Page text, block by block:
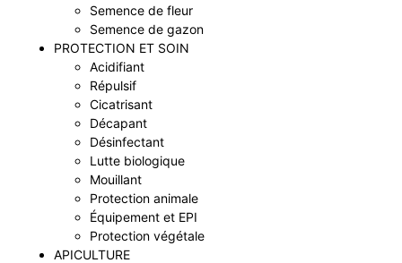
Semence de fleur
Semence de gazon
PROTECTION ET SOIN
Acidifiant
Répulsif
Cicatrisant
Décapant
Désinfectant
Lutte biologique
Mouillant
Protection animale
Équipement et EPI
Protection végétale
APICULTURE